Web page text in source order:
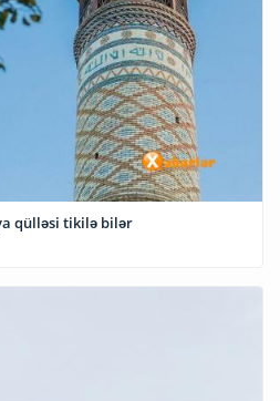
qülləsi tikilə bilər